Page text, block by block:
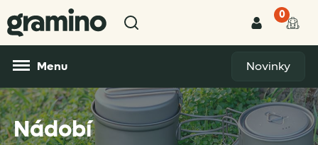
0
Menu Novinky
Nádobí